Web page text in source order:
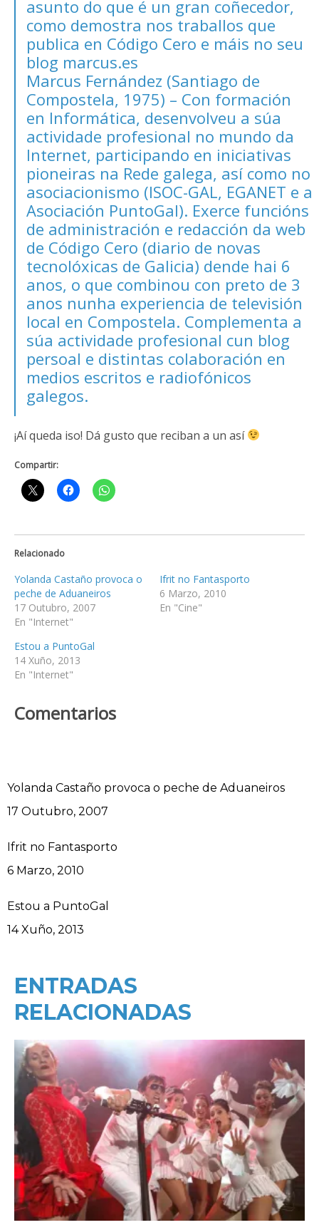
asunto do que é un gran coñecedor,
como demostra nos traballos que
publica en Código Cero e máis no seu
blog marcus.es
Marcus Fernández (Santiago de
Compostela, 1975) – Con formación
en Informática, desenvolveu a súa
actividade profesional no mundo da
Internet, participando en iniciativas
pioneiras na Rede galega, así como no
asociacionismo (ISOC-GAL, EGANET e a
Asociación PuntoGal). Exerce funcións
de administración e redacción da web
de Código Cero (diario de novas
tecnolóxicas de Galicia) dende hai 6
anos, o que combinou con preto de 3
anos nunha experiencia de televisión
local en Compostela. Complementa a
súa actividade profesional cun blog
persoal e distintas colaboración en
medios escritos e radiofónicos
galegos.
¡Aí queda iso! Dá gusto que reciban a un así
Compartir:
Relacionado
Yolanda Castaño provoca o
peche de Aduaneiros
17 Outubro, 2007
En "Internet"
Ifrit no Fantasporto
6 Marzo, 2010
En "Cine"
Estou a PuntoGal
14 Xuño, 2013
En "Internet"
Comentarios
Yolanda Castaño provoca o peche de Aduaneiros
Data
17 Outubro, 2007
Ifrit no Fantasporto
Data
6 Marzo, 2010
Estou a PuntoGal
Data
14 Xuño, 2013
ENTRADAS
RELACIONADAS